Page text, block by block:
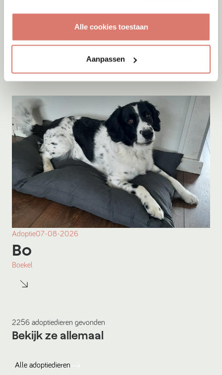
Alle cookies toestaan
Aanpassen
07-08-2026
Cyka
Adoptie07-08-2026
Bo
Boekel
2256 adoptiedieren gevonden
Bekijk ze allemaal
Alle adoptiedieren